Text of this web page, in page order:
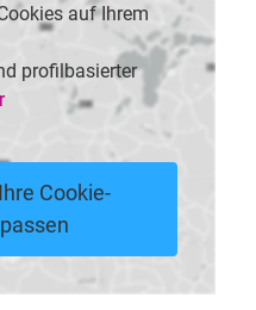
auf Ihrem
profilbasierter
Cookie-